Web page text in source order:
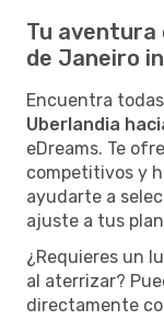
Tu aventura
de Janeiro
Encuentra
Uberlandia
eDreams. Te
competitivos y
ayudarte a
ajuste a tus
¿Requieres un
al aterrizar?
directamente